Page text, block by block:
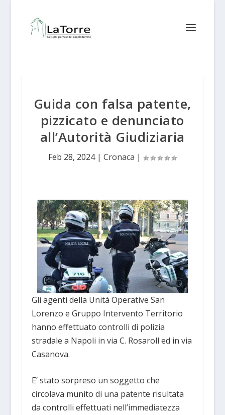
Guida con falsa patente,
pizzicato e denunciato
all’Autorità Giudiziaria
Feb 28, 2024|Cronaca |
Gli agenti della Unità Operative San
Lorenzo e Gruppo Intervento Territorio
hanno effettuato controlli di polizia
stradale a Napoli in via C. Rosaroll ed in via
Casanova.
E’ stato sorpreso un soggetto che
circolava munito di una patente risultata
da controlli effettuati nell’immediatezza